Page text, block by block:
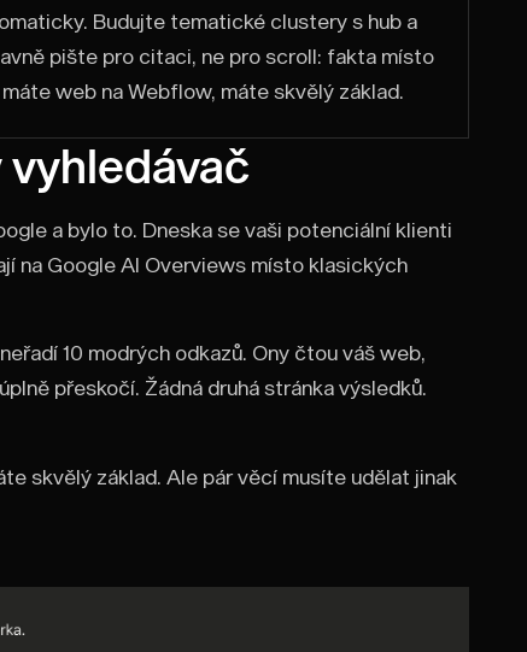
Budujte tematické clustery s hub a
pište pro citaci, ne pro scroll: fakta místo
web na Webflow, máte skvělý základ.
vyhledávač
a bylo to. Dneska se vaši potenciální klienti
na Google AI Overviews místo klasických
10 modrých odkazů. Ony čtou váš web,
přeskočí. Žádná druhá stránka výsledků.
skvělý základ. Ale pár věcí musíte udělat jinak